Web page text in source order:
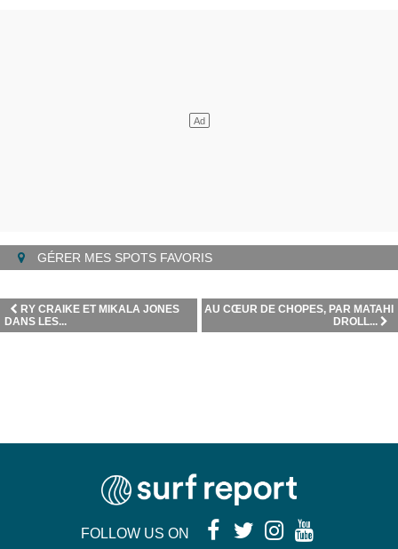
GÉRER MES SPOTS FAVORIS
AU CŒUR DE CHOPES, PAR MATAHI
DROLL...
RY CRAIKE ET MIKALA JONES
DANS LES...
FOLLOW US ON